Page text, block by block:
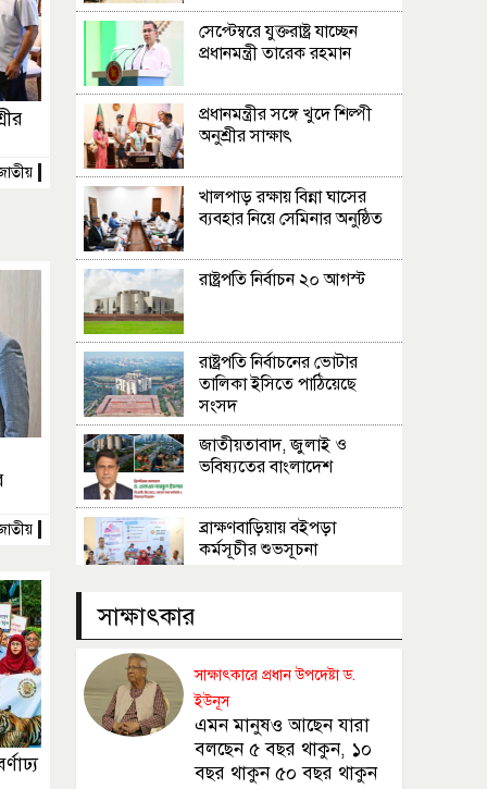
সেপ্টেম্বরে যুক্তরাষ্ট্র যাচ্ছেন
প্রধানমন্ত্রী তারেক রহমান
প্রধানমন্ত্রীর সঙ্গে খুদে শিল্পী
অনুশ্রীর সাক্ষাৎ
খালপাড় রক্ষায় বিন্না ঘাসের
ব্যবহার নিয়ে সেমিনার অনুষ্ঠিত
রাষ্ট্রপতি নির্বাচন ২০ আগস্ট
রাষ্ট্রপতি নির্বাচনের ভোটার
তালিকা ইসিতে পাঠিয়েছে
সংসদ
জাতীয়তাবাদ, জুলাই ও
ভবিষ্যতের বাংলাদেশ
ব্রাক্ষণবাড়িয়ায় বইপড়া
কর্মসূচীর শুভসূচনা
৪ বিয়ের পর অন্য নারীর ঘরে
জামায়াত সমর্থক!
প্রধানমন্ত্রীর সঙ্গে সাক্ষাৎ সৌদি
সাক্ষাৎকার
সাক্ষাৎকারে প্রধান উপদেষ্টা ড.
ইউনূস
এমন মানুষও আছেন যারা
বলছেন ৫ বছর থাকুন, ১০
বছর থাকুন ৫০ বছর থাকুন